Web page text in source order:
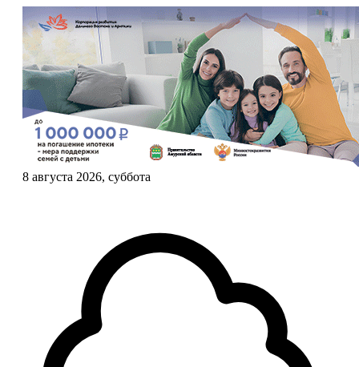
8 августа 2026, суббота